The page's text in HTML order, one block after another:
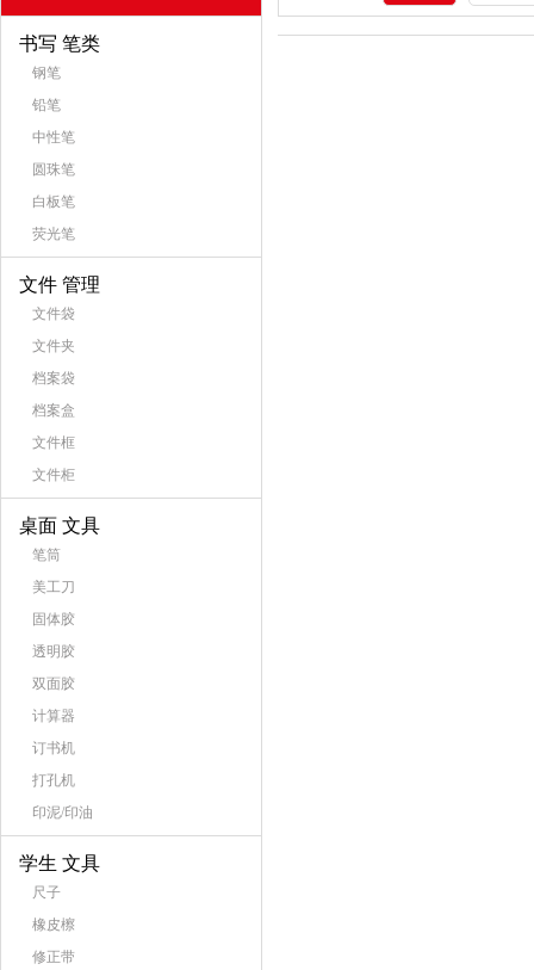
书写 笔类
钢笔
铅笔
中性笔
圆珠笔
白板笔
荧光笔
文件 管理
文件袋
文件夹
档案袋
档案盒
文件框
文件柜
桌面 文具
笔筒
美工刀
固体胶
透明胶
双面胶
计算器
订书机
打孔机
印泥/印油
学生 文具
尺子
橡皮檫
修正带